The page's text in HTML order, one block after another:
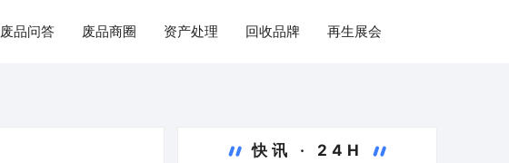
废品问答 废品商圈 资产处理 回收品牌 再生展会
快讯 · 24H